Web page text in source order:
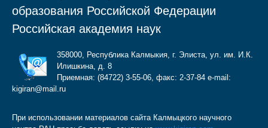
образования Российской Федерации
Российская академия наук
358000, Республика Калмыкия, г. Элиста, ул. им. И.К.
Илишкина, д. 8
Приемная: (84722) 3-55-06, факс: 2-37-84 e-mail:
kigiran@mail.ru
При использовании материалов сайта Калмыцкого научного